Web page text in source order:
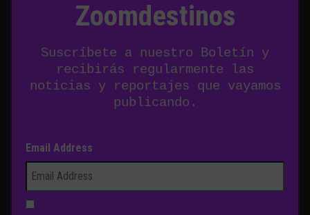
Zoomdestinos
Suscríbete a nuestro Boletín y
recibirás regularmente las
noticias y reportajes que vayamos
publicando.
Email Address